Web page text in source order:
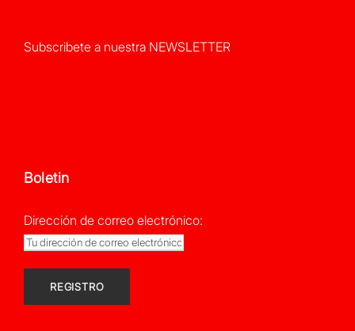
Subscribete a nuestra NEWSLETTER
Boletin
Dirección de correo electrónico: